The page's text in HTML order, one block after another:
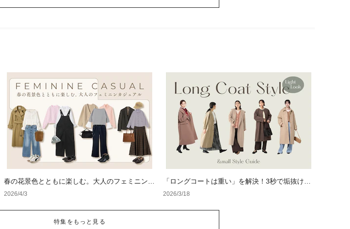
春の花景色とともに楽しむ。大人のフェミニンカ
ジュアル
2026/4/3
「ロングコートは重い」を解決！3秒で垢抜け
る、大人のための「軽やか見え」着こなし術
2026/3/18
特集をもっと見る